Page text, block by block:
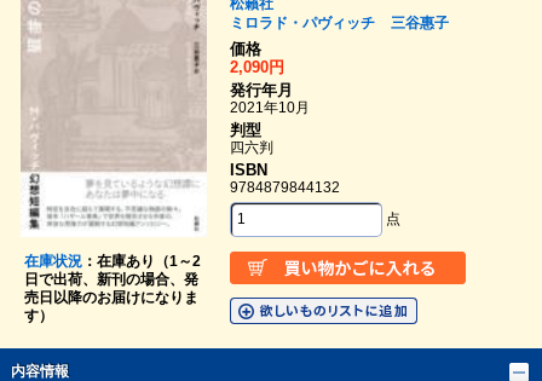
在庫状況：在庫あり（1～2
日で出荷、新刊の場合、発
売日以降のお届けになりま
す）
松籟社
ミロラド・パヴィッチ
三谷惠子
価格
2,090円
発行年月
2021年10月
判型
四六判
ISBN
9784879844132
点
内容情報